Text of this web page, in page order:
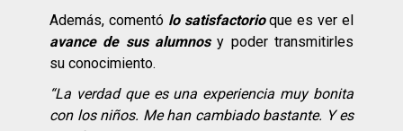
Además, comentó lo satisfactorioque es ver el
avance de sus alumnosy poder transmitirles
su conocimiento.
“La verdad que es una experiencia muy bonita
con los niños. Me han cambiado bastante. Y es